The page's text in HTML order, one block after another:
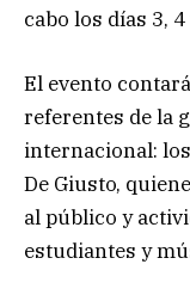
cabo los días 3,
El evento
referentes de la
internacional:
De Giusto,
al público y
estudiantes y